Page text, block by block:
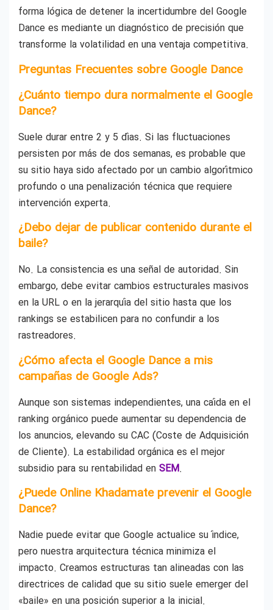
forma lógica de detener la incertidumbre del Google
Dance es mediante un diagnóstico de precisión que
transforme la volatilidad en una ventaja competitiva.
Preguntas Frecuentes sobre Google Dance
¿Cuánto tiempo dura normalmente el Google
Dance?
Suele durar entre 2 y 5 días. Si las fluctuaciones
persisten por más de dos semanas, es probable que
su sitio haya sido afectado por un cambio algorítmico
profundo o una penalización técnica que requiere
intervención experta.
¿Debo dejar de publicar contenido durante el
baile?
No. La consistencia es una señal de autoridad. Sin
embargo, debe evitar cambios estructurales masivos
en la URL o en la jerarquía del sitio hasta que los
rankings se estabilicen para no confundir a los
rastreadores.
¿Cómo afecta el Google Dance a mis
campañas de Google Ads?
Aunque son sistemas independientes, una caída en el
ranking orgánico puede aumentar su dependencia de
los anuncios, elevando su CAC (Coste de Adquisición
de Cliente). La estabilidad orgánica es el mejor
subsidio para su rentabilidad en SEM.
¿Puede Online Khadamate prevenir el Google
Dance?
Nadie puede evitar que Google actualice su índice,
pero nuestra arquitectura técnica minimiza el
impacto. Creamos estructuras tan alineadas con las
directrices de calidad que su sitio suele emerger del
«baile» en una posición superior a la inicial.